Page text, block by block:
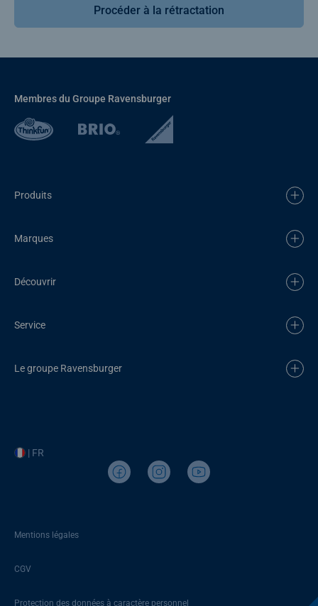
Procéder à la rétractation
Membres du Groupe Ravensburger
Produits
Marques
Découvrir
Service
Le groupe Ravensburger
| FR
Mentions légales
CGV
Protection des données à caractère personnel